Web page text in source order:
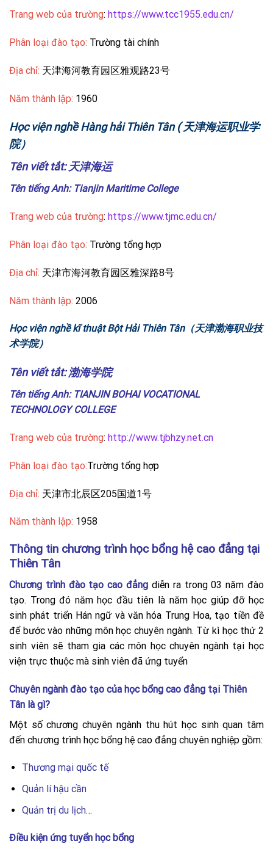
Trang web của trường: https://www.tcc1955.edu.cn/
Phân loại đào tạo: Trường tài chính
Địa chỉ: 天津海河教育园区雅观路23号
Năm thành lập: 1960
Học viện nghề Hàng hải Thiên Tân ( 天津海运职业学
院）
Tên viết tắt: 天津海运
Tên tiếng Anh: Tianjin Maritime College
Trang web của trường: https://www.tjmc.edu.cn/
Phân loại đào tạo: Trường tổng hợp
Địa chỉ: 天津市海河教育园区雅深路8号
Năm thành lập: 2006
Học viện nghề kĩ thuật Bột Hải Thiên Tân（天津渤海职业技
术学院）
Tên viết tắt:渤海学院
Tên tiếng Anh: TIANJIN BOHAI VOCATIONAL
TECHNOLOGY COLLEGE
Trang web của trường: http://www.tjbhzy.net.cn
Phân loại đào tạo:Trường tổng hợp
Địa chỉ: 天津市北辰区205国道1号
Năm thành lập: 1958
Thông tin chương trình học bổng hệ cao đẳng tại
Thiên Tân
Chương trình đào tạo cao đẳng diễn ra trong 03 năm đào
tạo. Trong đó năm học đầu tiên là năm học giúp đỡ học
sinh phát triển Hán ngữ và văn hóa Trung Hoa, tạo tiền đề
để bước vào những môn học chuyên ngành. Từ kì học thứ 2
sinh viên sẽ tham gia các môn học chuyên ngành tại học
viện trực thuộc mà sinh viên đã ứng tuyển
Chuyên ngành đào tạo của học bổng cao đẳng tại Thiên
Tân là gì?
Một số chương chuyên ngành thu hút học sinh quan tâm
đến chương trình học bổng hệ cao đẳng chuyên nghiệp gồm:
Thương mại quốc tế
Quản lí hậu cần
Quản trị du lịch…
Điều kiện ứng tuyển học bổng